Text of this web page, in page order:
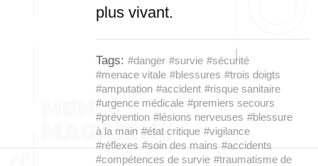
plus vivant.
Tags: #danger #survie #sécurité
#menace vitale #blessures #trois doigts
#amputation #accident #risque sanitaire
#urgence médicale #premiers secours
#prévention #lésions nerveuses #blessure
à la main #état critique #vigilance
#réflexes #soin des mains #accidents
#compétences de survie #traumatisme de